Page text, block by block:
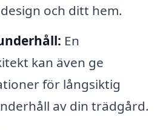
och ditt hem.
En
kan även ge
för långsiktig
av din trädgård.